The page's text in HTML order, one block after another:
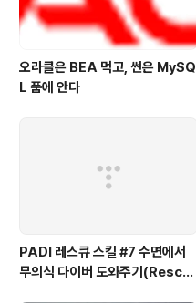
오라클은 BEA 먹고, 썬은 MySQ
L 품에 안다
PADI 레스큐 스킬 #7 수면에서
무의식 다이버 도와주기(Rescu